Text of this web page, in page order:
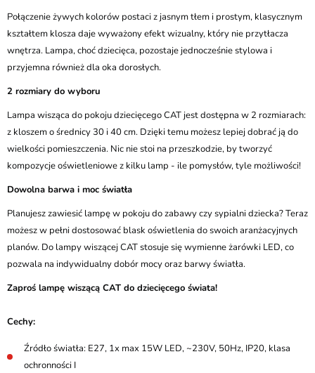
Połączenie żywych kolorów postaci z jasnym tłem i prostym, klasycznym
kształtem klosza daje wyważony efekt wizualny, który nie przytłacza
wnętrza. Lampa, choć dziecięca, pozostaje jednocześnie stylowa i
przyjemna również dla oka dorosłych.
2 rozmiary do wyboru
Lampa wisząca do pokoju dziecięcego CAT jest dostępna w 2 rozmiarach:
z kloszem o średnicy 30 i 40 cm. Dzięki temu możesz lepiej dobrać ją do
wielkości pomieszczenia. Nic nie stoi na przeszkodzie, by tworzyć
kompozycje oświetleniowe z kilku lamp - ile pomysłów, tyle możliwości!
Dowolna barwa i moc światła
Planujesz zawiesić lampę w pokoju do zabawy czy sypialni dziecka? Teraz
możesz w pełni dostosować blask oświetlenia do swoich aranżacyjnych
planów. Do lampy wiszącej CAT stosuje się wymienne żarówki LED, co
pozwala na indywidualny dobór mocy oraz barwy światła.
Zaproś lampę wiszącą CAT do dziecięcego świata!
Cechy:
Źródło światła: E27, 1x max 15W LED, ~230V, 50Hz, IP20, klasa
ochronności I